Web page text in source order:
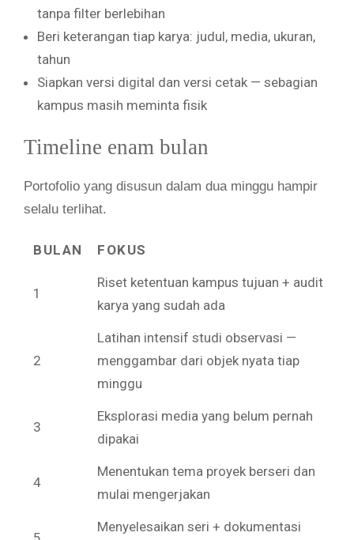
tanpa filter berlebihan
Beri keterangan tiap karya: judul, media, ukuran,
tahun
Siapkan versi digital dan versi cetak — sebagian
kampus masih meminta fisik
Timeline enam bulan
Portofolio yang disusun dalam dua minggu hampir
selalu terlihat.
BULAN FOKUS
1
Riset ketentuan kampus tujuan + audit
karya yang sudah ada
2
Latihan intensif studi observasi —
menggambar dari objek nyata tiap
minggu
3
Eksplorasi media yang belum pernah
dipakai
4
Menentukan tema proyek berseri dan
mulai mengerjakan
Menyelesaikan seri + dokumentasi